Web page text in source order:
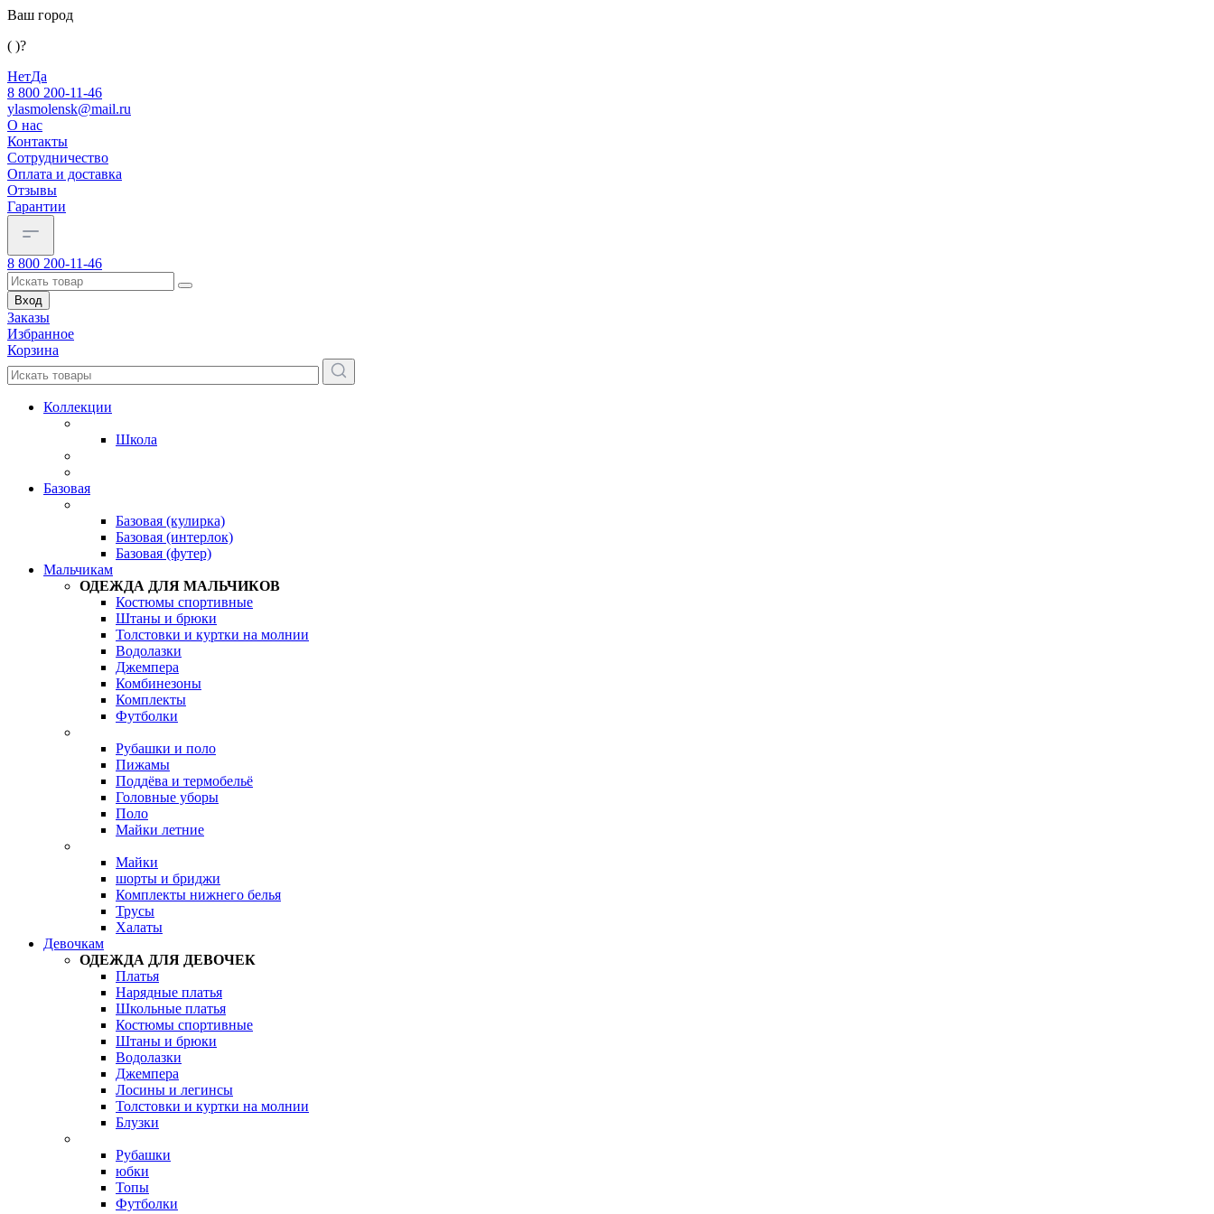
Ваш город
( )?
НетДа
8 800 200-11-46
ylasmolensk@mail.ru
О нас
Контакты
Сотрудничество
Оплата и доставка
Отзывы
Гарантии
8 800 200-11-46
Вход
Заказы
Избранное
Корзина
Коллекции
Школа
Базовая
Базовая (кулирка)
Базовая (интерлок)
Базовая (футер)
Мальчикам
ОДЕЖДА ДЛЯ МАЛЬЧИКОВ
Костюмы спортивные
Штаны и брюки
Толстовки и куртки на молнии
Водолазки
Джемпера
Комбинезоны
Комплекты
Футболки
Рубашки и поло
Пижамы
Поддёва и термобельё
Головные уборы
Поло
Майки летние
Майки
шорты и бриджи
Комплекты нижнего белья
Трусы
Халаты
Девочкам
ОДЕЖДА ДЛЯ ДЕВОЧЕК
Платья
Нарядные платья
Школьные платья
Костюмы спортивные
Штаны и брюки
Водолазки
Джемпера
Лосины и легинсы
Толстовки и куртки на молнии
Блузки
Рубашки
юбки
Топы
Футболки